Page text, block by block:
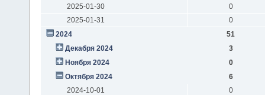
2025-01-30
0
2025-01-31
0
2024
51
Декабря 2024
3
Ноября 2024
0
Октября 2024
6
2024-10-01
0